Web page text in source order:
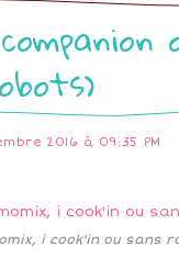
2016 à 09:35 PM
i cook'in ou sans